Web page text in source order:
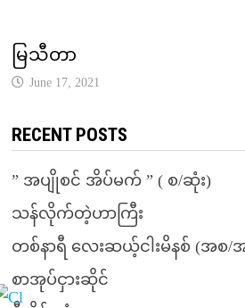
မြသီတာ
June 17, 2021
RECENT POSTS
” အပျိုစင် အိပ်မက် ” ( စ/ဆုံး)
သန်လိုက်တဲ့ဟာကြီး
တစ်နာရီ လေးဆယ့်ငါးမိနစ် (အစ/
စာအုပ်ငှားဆိုင်